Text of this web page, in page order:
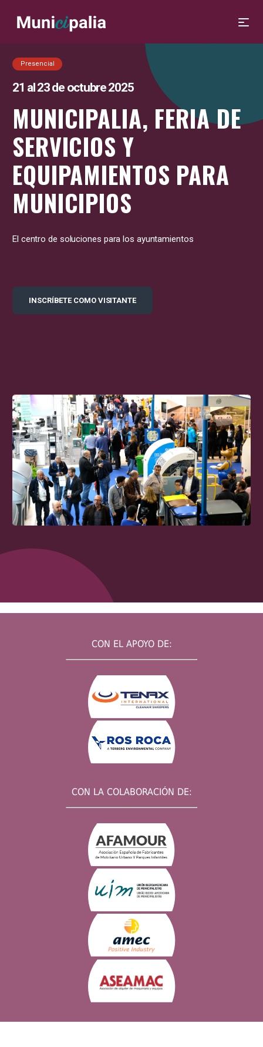
Presencial
21 al 23 de octubre 2025
MUNICIPALIA, FERIA DE
SERVICIOS Y
EQUIPAMIENTOS PARA
MUNICIPIOS
El centro de soluciones para los ayuntamientos
INSCRÍBETE COMO VISITANTE
CON EL APOYO DE:
CON LA COLABORACIÓN DE: